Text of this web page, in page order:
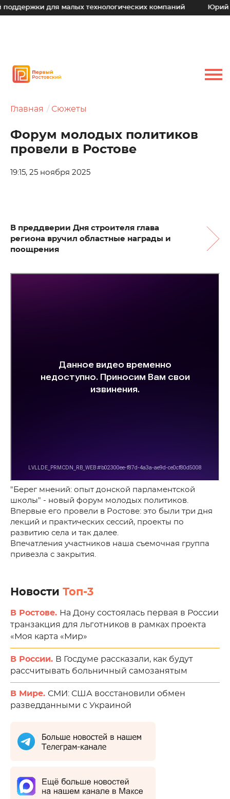
для малых технологических компаний Юрий
Главная Сюжеты
Форум молодых политиков
провели в Ростове
19:15, 25 ноября 2025
В преддверии Дня строителя глава
региона вручил областные награды и
поощрения
"Берег мнений: опыт донской парламентской
школы" - новый форум молодых политиков.
Впервые его провели в Ростове: это были три дня
лекций и практических сессий, проекты по
развитию села и так далее.
Впечатления участников наша съемочная группа
привезла с закрытия.
Новости Топ-3
В Ростове. На Дону состоялась первая в России
транзакция для льготников в рамках проекта
«Моя карта «Мир»
В России. В Госдуме рассказали, как будут
рассчитывать больничный самозанятым
В Мире. СМИ: США восстановили обмен
разведданными с Украиной